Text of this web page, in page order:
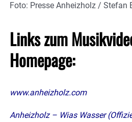
Foto: Presse Anheizholz / Stefan
Links zum
Homepage:
www.anheizholz.com
Anheizholz – Wias Wasser